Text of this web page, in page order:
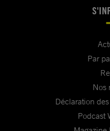
Par
Nos
Déclaration
Podcast